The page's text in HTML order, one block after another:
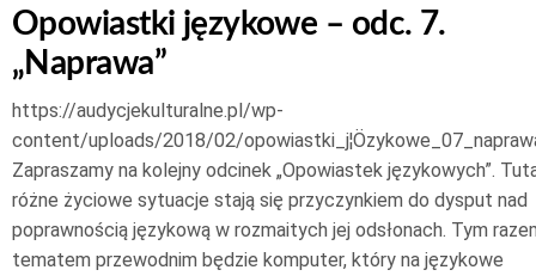
Opowiastki językowe – odc. 7.
„Naprawa”
https://audycjekulturalne.pl/wp-
content/uploads/2018/02/
Zapraszamy na kolejny odcinek „Opowiastek językowych”.
różne życiowe sytuacje stają się przyczynkiem do dysput nad
poprawnością językową w rozmaitych jej odsłonach. Tym
tematem przewodnim będzie komputer, który na językowe